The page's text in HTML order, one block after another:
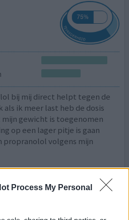
Process My Personal
bij mij direct helpt tegen de
als ik meer last heb de dosis
mijn gewicht is toegenomen
op een lager pitje is gaan
propranolol volgens mijn
0 reacties